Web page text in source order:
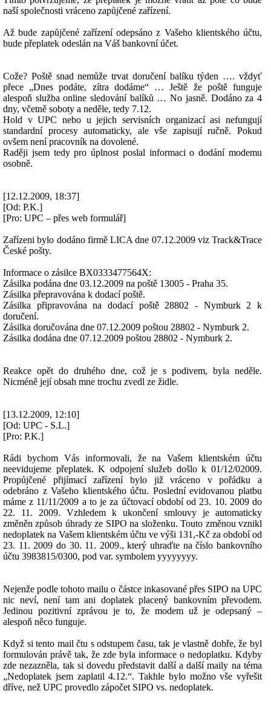
naší společnosti vráceno zapůjčené zařízení.
Až bude zapůjčené zařízení odepsáno z Vašeho klientského účtu,
bude přeplatek odeslán na Váš bankovní účet.
Cože? Poště snad nemůže trvat doručení balíku týden …. vždyť
přece „Dnes podáte, zítra dodáme“ … Ještě že poště funguje
alespoň služba online sledování balíků … No jasně. Dodáno za 4
dny, včetně soboty a neděle, tedy 7.12.
Hold v UPC nebo u jejich servisních organizací asi nefungují
standardní procesy automaticky, ale vše zapisují ručně. Pokud
ovšem není pracovník na dovolené.
Raději jsem tedy pro úplnost poslal informaci o dodání modemu
osobně.
[12.12.2009, 18:37]
[Od: P.K.]
[Pro: UPC – přes web formulář]
Zařízeni bylo dodáno firmě LICA dne 07.12.2009 viz Track&Trace
České pošty.
Informace o zásilce BX0333477564X:
Zásilka podána dne 03.12.2009 na poště 13005 - Praha 35.
Zásilka přepravována k dodací poště.
Zásilka připravována na dodací poště 28802 - Nymburk 2 k
doručení.
Zásilka doručována dne 07.12.2009 poštou 28802 - Nymburk 2.
Zásilka dodána dne 07.12.2009 poštou 28802 - Nymburk 2.
Reakce opět do druhého dne, což je s podivem, byla neděle.
Nicméně její obsah mne trochu zvedl ze židle.
[13.12.2009, 12:10]
[Od: UPC - S.L.]
[Pro: P.K.]
Rádi bychom Vás informovali, že na Vašem klientském účtu
neevidujeme přeplatek. K odpojení služeb došlo k 01/12/02009.
Propůjčené přijímací zařízení bylo již vráceno v pořádku a
odebráno z Vašeho klientského účtu. Poslední evidovanou platbu
máme z 11/11/2009 a to je za účtovací období od 23. 10. 2009 do
22. 11. 2009. Vzhledem k ukončení smlouvy je automaticky
změněn způsob úhrady ze SIPO na složenku. Touto změnou vznikl
nedoplatek na Vašem klientském účtu ve výši 131,-Kč za období od
23. 11. 2009 do 30. 11. 2009., který uhraďte na číslo bankovního
účtu 3983815/0300, pod var. symbolem yyyyyyyy.
Nejenže podle tohoto mailu o částce inkasované přes SIPO na UPC
nic neví, není tam ani doplatek placený bankovním převodem.
Jedinou pozitivní zprávou je to, že modem už je odepsaný –
alespoň něco funguje.
Když si tento mail čtu s odstupem času, tak je vlastně dobře, že byl
formulován právě tak, že zde byla informace o nedoplatku. Kdyby
zde nezazněla, tak si dovedu představit další a další maily na téma
„Nedoplatek jsem zaplatil 4.12.“. Takhle bylo možno vše vyřešit
dříve, než UPC provedlo zápočet SIPO vs. nedoplatek.